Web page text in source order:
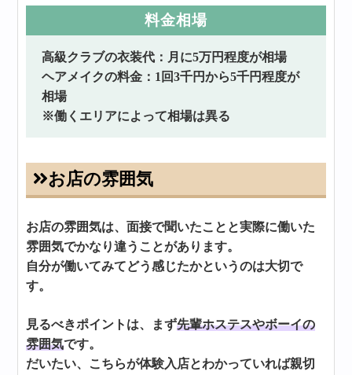
料金相場
高級クラブの衣装代：月に5万円程度が相場
ヘアメイクの料金：1回3千円から5千円程度が
相場
※働くエリアによって相場は異る
お店の雰囲気
お店の雰囲気は、面接で聞いたことと実際に働いた
雰囲気でかなり違うことがあります。
自分が働いてみてどう感じたかというのは大切で
す。
見るべきポイントは、まず先輩ホステスやボーイの
雰囲気です。
だいたい、こちらが体験入店とわかっていれば親切